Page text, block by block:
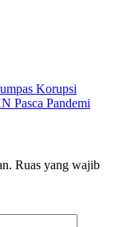
Korupsi
Pasca Pandemi
Ruas yang wajib